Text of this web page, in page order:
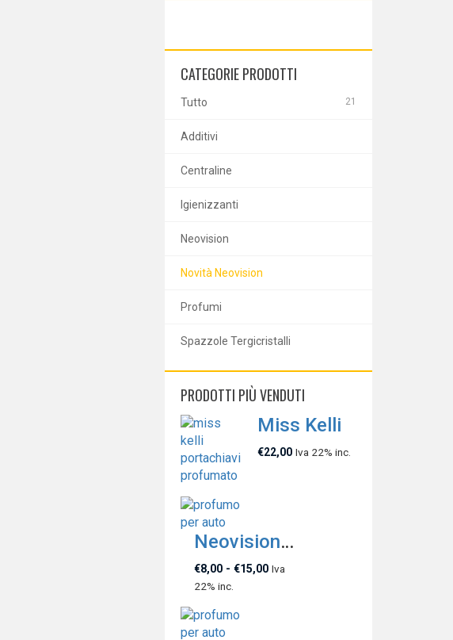
CATEGORIE PRODOTTI
Tutto 21
Additivi
Centraline
Igienizzanti
Neovision
Novità Neovision
Profumi
Spazzole Tergicristalli
PRODOTTI PIÙ VENDUTI
Miss Kelli
€22,00 Iva 22% inc.
Neovision Essence Wicked Poison
€8,00 - €15,00 Iva
22% inc.